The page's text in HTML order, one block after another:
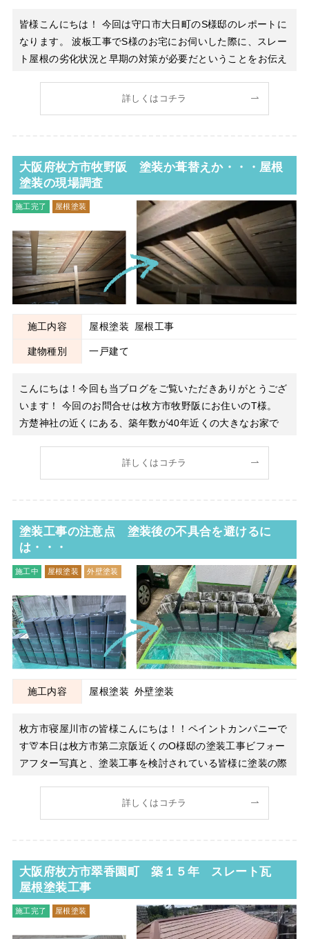
皆様こんにちは！ 今回は守口市大日町のS様邸のレポートに
なります。 波板工事でS様のお宅にお伺いした際に、スレー
ト屋根の劣化状況と早期の対策が必要だということをお伝え
棟板金の釘が錆びて抜けかかっている箇所が多々あること
詳しくはコチラ
大阪府枚方市牧野阪 塗装か葺替えか・・・屋根
塗装の現場調査
施工完了
屋根塗装
施工内容 屋根塗装 屋根工事
建物種別 一戸建て
こんにちは！今回も当ブログをご覧いただきありがとうござ
います！ 今回のお問合せは枚方市牧野阪にお住いのT様。
方楚神社の近くにある、築年数が40年近くの大きなお家で
テナンスを考えているが、塗装でいいのか、葺き替えも検討
詳しくはコチラ
塗装工事の注意点 塗装後の不具合を避けるに
は・・・
施工中 屋根塗装 外壁塗装
施工内容 屋根塗装 外壁塗装
枚方市寝屋川市の皆様こんにちは！！ペイントカンパニーで
す🦒本日は枚方市第二京阪近くのO様邸の塗装工事ビフォー
アフター写真と、塗装工事を検討されている皆様に塗装の際
フォー写真をご覧ください！ 築25年で今回が初めての塗装
詳しくはコチラ
大阪府枚方市翠香園町 築１５年 スレート瓦
屋根塗装工事
施工完了
屋根塗装